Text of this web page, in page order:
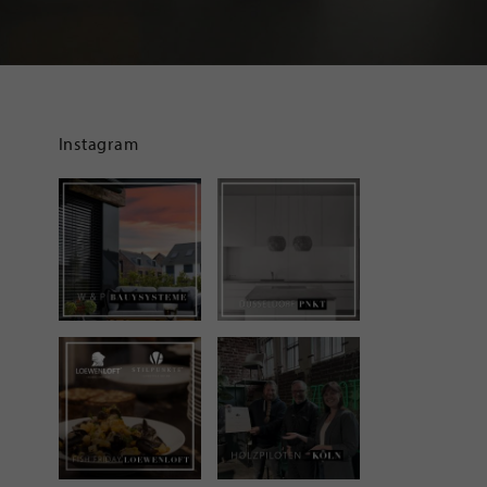
Instagram